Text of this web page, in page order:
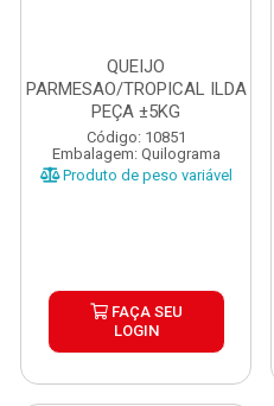
QUEIJO
PARMESAO/TROPICAL ILDA
PEÇA ±5KG
Código: 10851
Embalagem: Quilograma
Produto de peso variável
FAÇA SEU
LOGIN